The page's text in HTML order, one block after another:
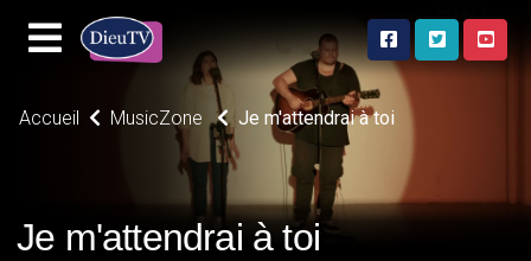
Accueil MusicZone Je m'attendrai à toi
Je m'attendrai à toi